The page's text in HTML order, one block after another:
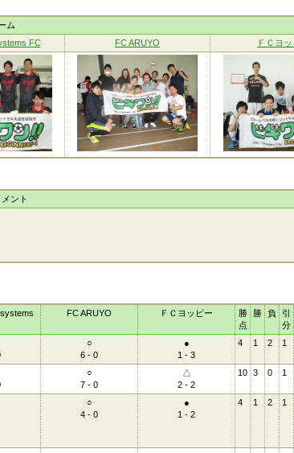
ム
FC FC ARUYO ＦＣヨ
ント
FC ARUYO ＦＣヨッピー
勝
点
勝 負
引
分
○
6 - 0
●
1 - 3
4 1 2 1
○
7 - 0
△
2 - 2
10 3 0 1
○
4 - 0
●
1 - 2
4 1 2 1